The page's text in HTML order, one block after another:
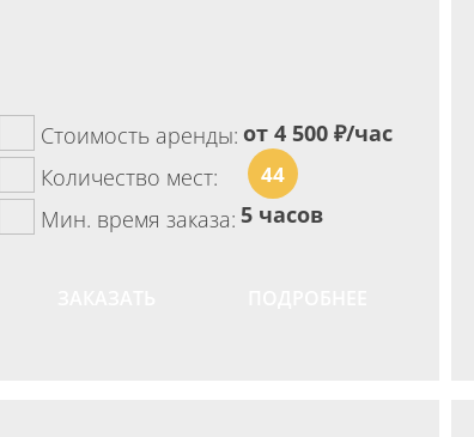
Стоимость аренды: от 4 500 ₽/час
Количество мест:
44
Мин. время заказа: 5 часов